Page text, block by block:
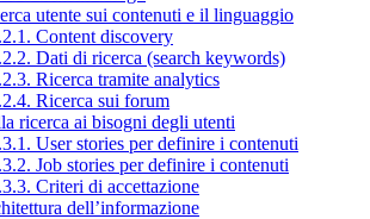
utente sui contenuti e il linguaggio
Content discovery
Dati di ricerca (search keywords)
Ricerca tramite analytics
Ricerca sui forum
ricerca ai bisogni degli utenti
User stories per definire i contenuti
Job stories per definire i contenuti
Criteri di accettazione
dell’informazione